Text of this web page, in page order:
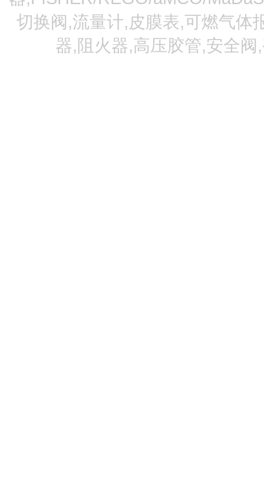
切换阀,流量计,皮膜表,可燃气体
器,阻火器,高压胶管,安全